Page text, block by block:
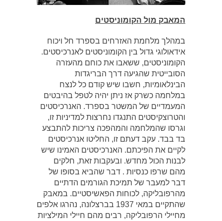
המאבק מול הקומוניסטים
במהלך מלחמת האזרחים בספרד חל ויכוח
אידאולוגי גדול בין הקומוניסטים לאנרכיסטים.
הקומוניסטים, ששאבו את כוחם מהעזרה
הסובייטית שהגיעה דרך הבריגדות
הבינלאומיות, חשבו שיש קודם כל לנצח
במלחמה כשרק אז ניתן יהיה לטפל בהיבטים
המעמדיים של המשטר בספרד. האנרכיסטים
והטרוצקיסטים התנגדו נחרצות למדיניות זו,
וגרסו שהמלחמה והמהפכה צריכות להתבצע
בד בבד. עקב דעתם זו, החליטו אנרכיסטים
לקיים את הפיכתם. האנרכיסטים האמינו שיש
לבנות הכול מחדש. ובעקבות זאת, חלקים
מהם שרפו כנסיות . דבר שהביא בסופו של
דבר למעבר של תמיכת הגורמים הדתיים
מהרפובליקה, לכוחות הפאשיסטיים. במאבק
שהתקיים במאי 1937 בברצלונה, נהרגו אלפים
מחיילי הרפובליקה, רבים מהם חיילי המילציות